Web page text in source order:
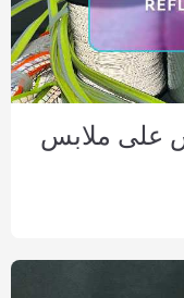
على ملابس